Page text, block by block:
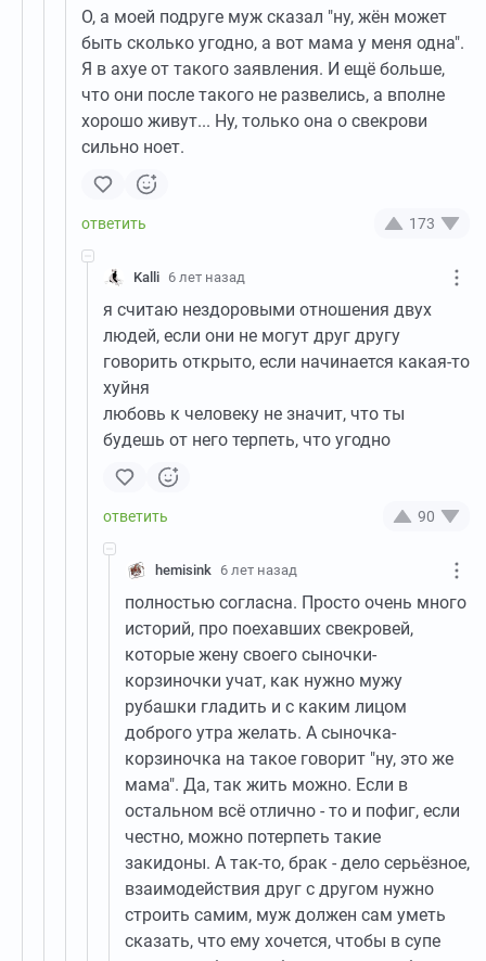
О, а моей подруге муж сказал "ну, жён может
быть сколько угодно, а вот мама у меня одна".
Я в ахуе от такого заявления. И ещё больше,
что они после такого не развелись, а вполне
хорошо живут... Ну, только она о свекрови
сильно ноет.
173
Kalli 6 лет назад
я считаю нездоровыми отношения двух
людей, если они не могут друг другу
говорить открыто, если начинается какая-то
хуйня
любовь к человеку не значит, что ты
будешь от него терпеть, что угодно
90
hemisink 6 лет назад
полностью согласна. Просто очень много
историй, про поехавших свекровей,
которые жену своего сыночки-
корзиночки учат, как нужно мужу
рубашки гладить и с каким лицом
доброго утра желать. А сыночка-
корзиночка на такое говорит "ну, это же
мама". Да, так жить можно. Если в
остальном всё отлично - то и пофиг, если
честно, можно потерпеть такие
закидоны. А так-то, брак - дело серьёзное,
взаимодействия друг с другом нужно
строить самим, муж должен сам уметь
сказать, что ему хочется, чтобы в супе